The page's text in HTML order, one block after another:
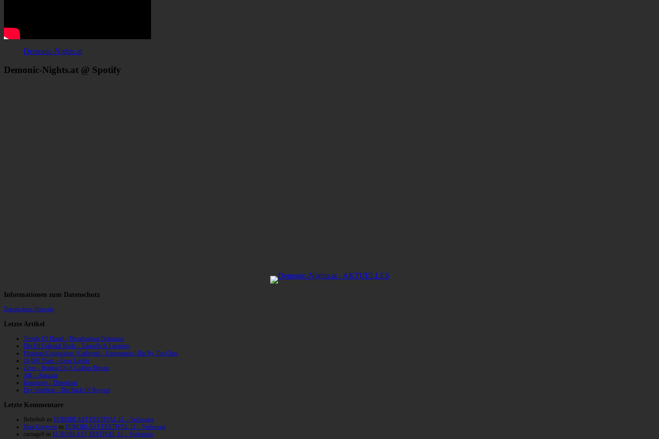
Demonic-Nights.at
Demonic-Nights.at @ Spotify
Informationen zum Datenschutz
Datenschutz-Hinweis
Letzte Artikel
Temple Of Dread – Dreadspawn Dominion
Din Of Celestial Birds – Takeoffs & Landings
Phantom Corporation / Catbreath – Commando / Die By The Claw
10,000 Years – Esox Lucifer
Zerre – Rotting On A Golden Throne
Allt – Ataraxia
Knumears – Directions
Dry Wedding – The Back Of Beyond
Letzte Kommentare
Belzebub zu EUROBLAST FESTIVAL 11 – Verlosung
Max Gregorio zu EUROBLAST FESTIVAL 11 – Verlosung
carnage9 zu EUROBLAST FESTIVAL 11 – Verlosung